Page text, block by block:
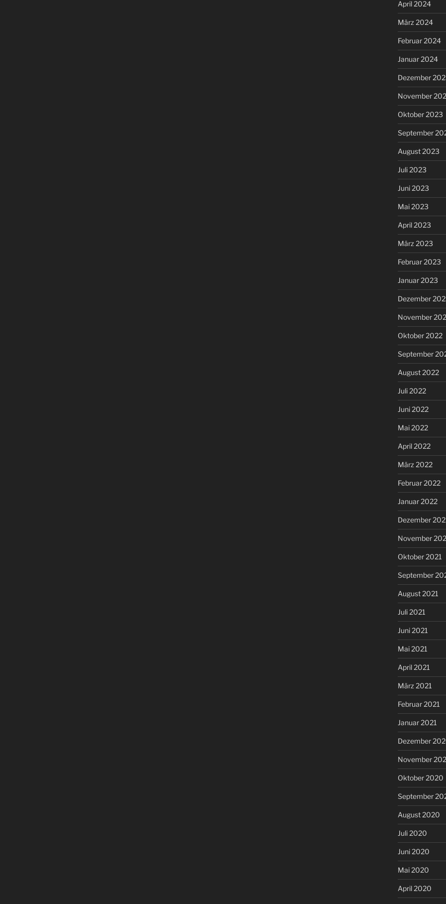
April 2024
März 2024
Februar 2024
Januar 2024
Dezember
November
Oktober 2023
September
August 2023
Juli 2023
Juni 2023
Mai 2023
April 2023
März 2023
Februar 2023
Januar 2023
Dezember
November
Oktober 2022
September
August 2022
Juli 2022
Juni 2022
Mai 2022
April 2022
März 2022
Februar 2022
Januar 2022
Dezember
November
Oktober 2021
September
August 2021
Juli 2021
Juni 2021
Mai 2021
April 2021
März 2021
Februar 2021
Januar 2021
Dezember
November
Oktober 2020
September
August 2020
Juli 2020
Juni 2020
Mai 2020
April 2020